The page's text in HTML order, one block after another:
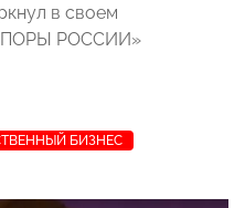
в своем
РОССИИ»
БИЗНЕС